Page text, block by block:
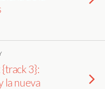
3}:
la nueva